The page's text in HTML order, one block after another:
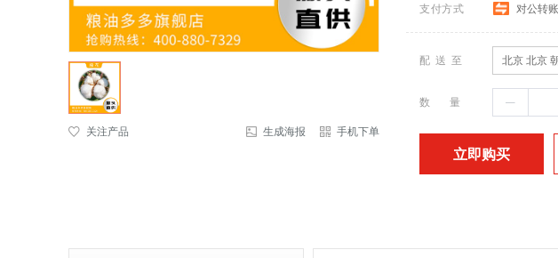
关注产品 生成海报 手机下单
支付方式 对公转账
配 送 至 北京 北京
数 量
立即购买